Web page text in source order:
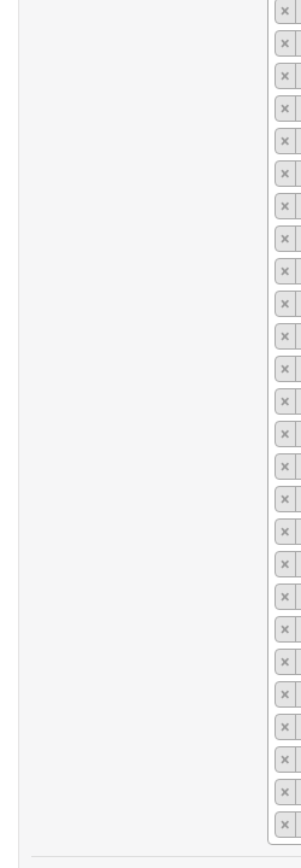
×
×
×
×
×
×
×
×
×
×
×
×
×
×
×
×
×
×
×
×
×
×
×
×
×
×